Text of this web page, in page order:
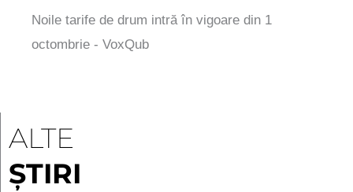
Noile tarife de drum intră în vigoare din 1
octombrie - VoxQub
ALTE
ȘTIRI